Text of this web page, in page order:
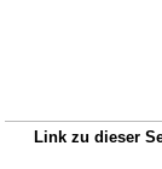
Link zu dieser